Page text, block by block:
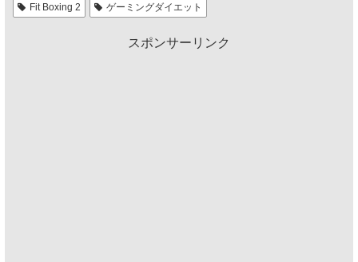
Fit Boxing 2 ゲーミングダイエット
スポンサーリンク